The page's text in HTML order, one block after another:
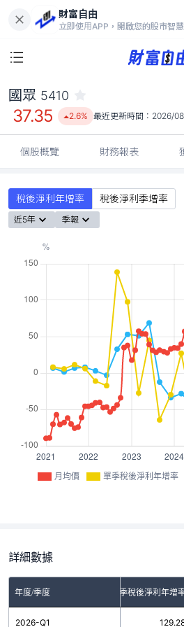
財富自由
立即使用APP，開啟您的股市智慧
37.35
2.6%
國眾 5410
37.35 2.6% 最近更新時間： 2026/
個股概覽 財務報表
稅後淨利年增率 稅後淨利季增率
近5年 季報
月均價 單季稅後淨利年增率
詳細數據
年度/季度 單季稅後淨利年增
2026-Q1